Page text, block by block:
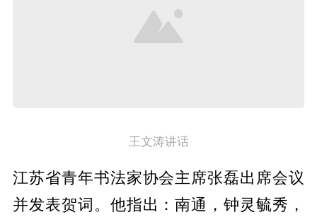
王文涛讲话
江苏省青年书法家协会主席张磊出席会议
并发表贺词。他指出：南通，钟灵毓秀，